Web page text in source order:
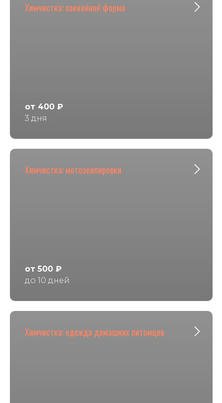
Химчистка: хоккейной форма
от 400 ₽
3 дня
Химчистка: мотоэкипировки
от 500 ₽
до 10 дней
Химчистка: одежда домашних питомцев